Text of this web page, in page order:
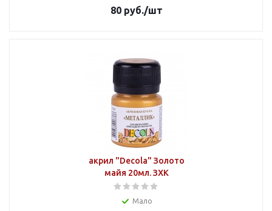
80руб./шт
акрил "Decola" Золото
майя 20мл. ЗХК
Мало